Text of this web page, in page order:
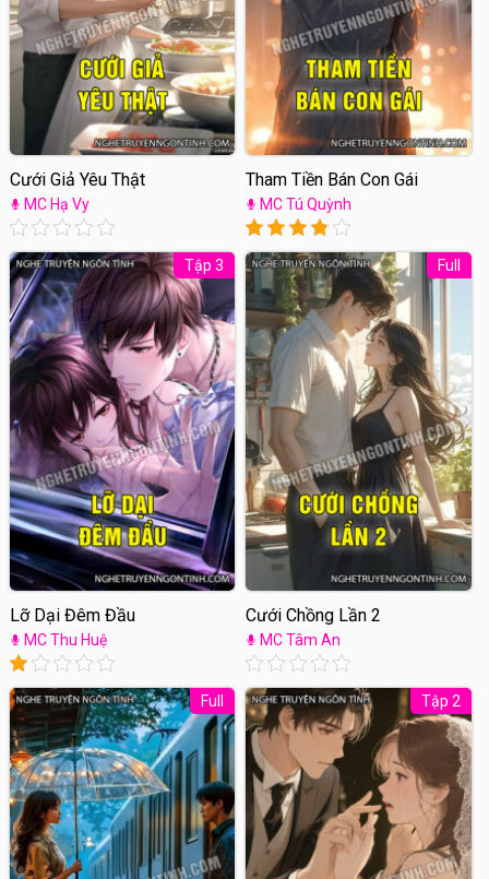
Cưới Giả Yêu Thật
MC Hạ Vy
Tham Tiền Bán Con Gái
MC Tú Quỳnh
Lỡ Dại Đêm Đầu
MC Thu Huệ
Tập 3
Cưới Chồng Lần 2
MC Tâm An
Full
Full Tập 2